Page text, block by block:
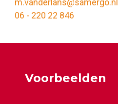
m.vanderlans@samergo.nl
06 - 220 22 846
Voorbeelden